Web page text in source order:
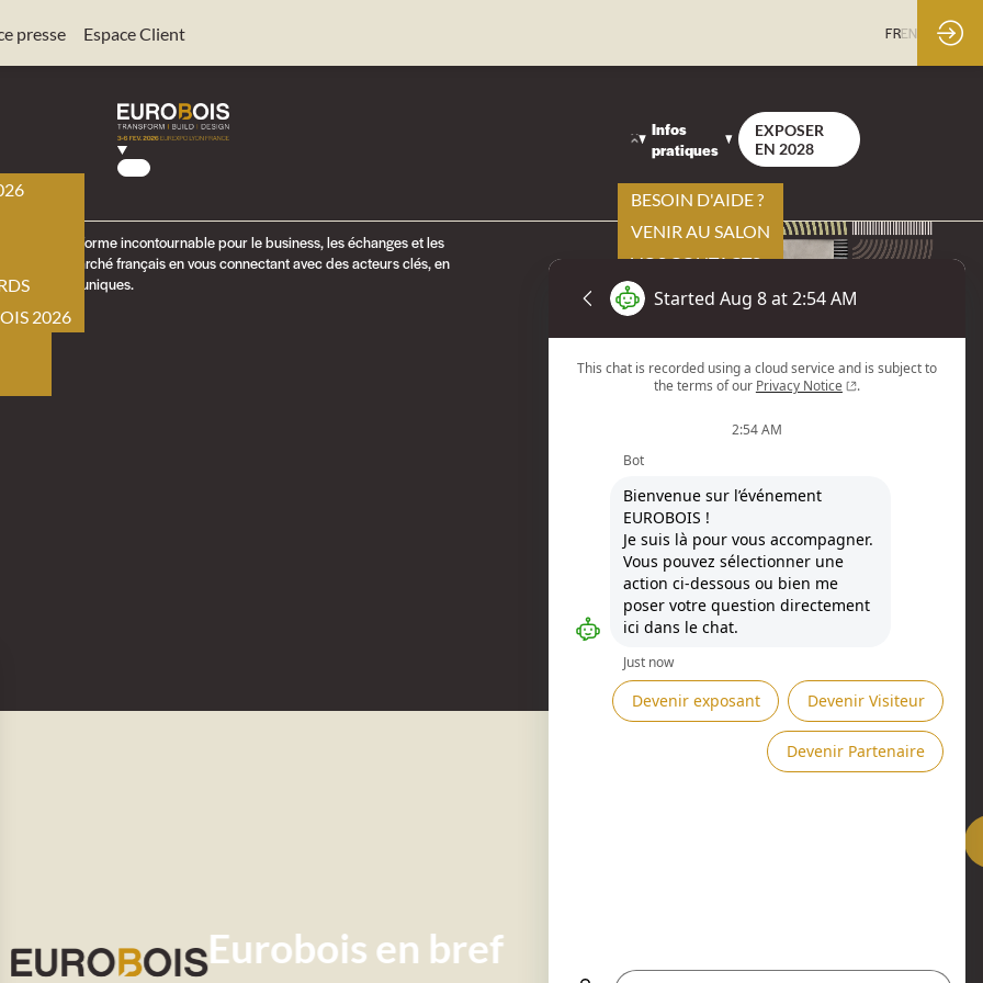
presse Espace Client FREN
une plateforme incontournable pour le business, les échanges et les
sur le marché français en vous connectant avec des acteurs clés, en
croissance uniques.
Eurobois en bref
2026
Infos
pratiques
BESOIN D'AIDE ?
VENIR AU SALON
VOS CONTACTS
EXPOSER
EN 2028